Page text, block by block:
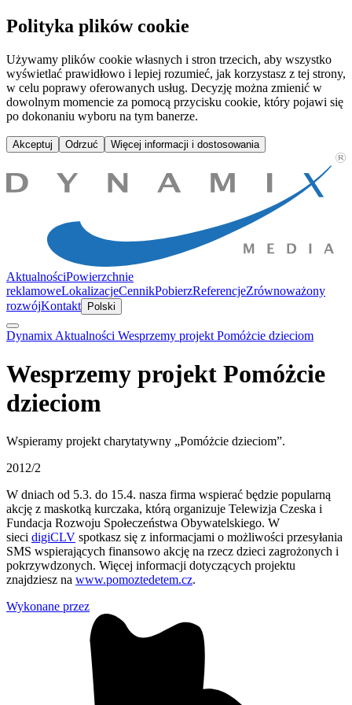
Wesprzemy projekt Pomóżcie dzieciom | Dynamix Media
Polityka plików cookie
Używamy plików cookie własnych i stron trzecich, aby wszystko
wyświetlać prawidłowo i lepiej rozumieć, jak korzystasz z tej strony,
w celu poprawy oferowanych usług. Decyzję można zmienić w
dowolnym momencie za pomocą przycisku cookie, który pojawi się
po dokonaniu wyboru na tym banerze.
Akceptuj Odrzuć Więcej informacji i dostosowania
AktualnościPowierzchnie
reklamoweLokalizacjeCennikPobierzReferencjeZrównoważony
rozwójKontakt Polski
Dynamix Aktualności Wesprzemy projekt Pomóżcie dzieciom
Wesprzemy projekt Pomóżcie
dzieciom
Wspieramy projekt charytatywny „Pomóżcie dzieciom”.
2012/2
W dniach od 5.3. do 15.4. nasza firma wspierać będzie popularną
akcję z maskotką kurczaka, którą organizuje Telewizja Czeska i
Fundacja Rozwoju Społeczeństwa Obywatelskiego. W
sieci digiCLV spotkasz się z informacjami o możliwości przesyłania
SMS wspierających finansowo akcję na rzecz dzieci zagrożonych i
pokrzywdzonych. Więcej informacji dotyczących projektu
znajdziesz na www.pomoztedetem.cz.
Wykonane przez